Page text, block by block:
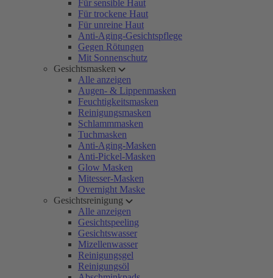
Für sensible Haut
Für trockene Haut
Für unreine Haut
Anti-Aging-Gesichtspflege
Gegen Rötungen
Mit Sonnenschutz
Gesichtsmasken
Alle anzeigen
Augen- & Lippenmasken
Feuchtigkeitsmasken
Reinigungsmasken
Schlammmasken
Tuchmasken
Anti-Aging-Masken
Anti-Pickel-Masken
Glow Masken
Mitesser-Masken
Overnight Maske
Gesichtsreinigung
Alle anzeigen
Gesichtspeeling
Gesichtswasser
Mizellenwasser
Reinigungsgel
Reinigungsöl